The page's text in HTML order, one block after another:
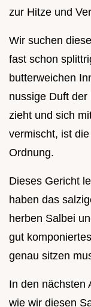
zur Hitze und
Wir suchen
fast schon
butterweichen
nussige Duft
zieht und sich
vermischt, ist
Ordnung.
Dieses Gericht
haben das
herben Salbei
gut
genau sitzen
In den nächsten
wie wir diesen